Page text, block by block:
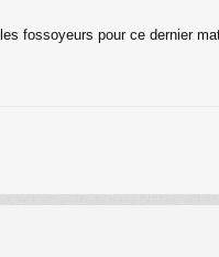
fossoyeurs pour ce dernier